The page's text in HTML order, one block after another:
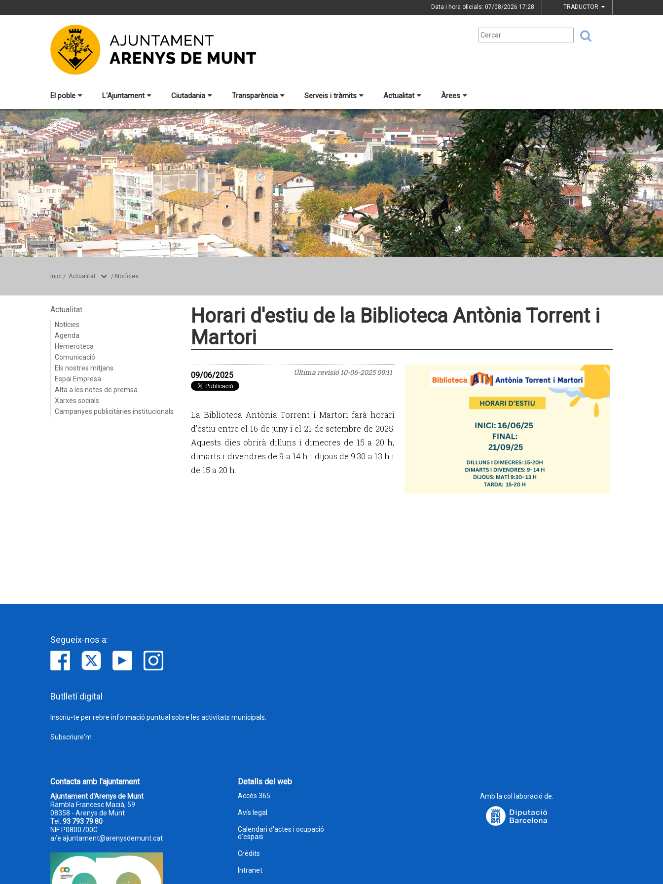
Data i hora oficials: 07/08/2026 17:28 TRADUCTOR
El poble L'Ajuntament Ciutadania Transparència Serveis i tràmits Actualitat Àrees
Inici / Actualitat / Notícies
Actualitat
Notícies
Agenda
Hemeroteca
Comunicació
Els nostres mitjans
Espai Empresa
Alta a les notes de premsa
Xarxes socials
Campanyes publicitàries institucionals
Horari d'estiu de la Biblioteca Antònia Torrent i
Martori
Última revisió10-06-2025 09:11
09/06/2025
La Biblioteca Antònia Torrent i Martori farà horari
d’estiu entre el 16 de juny i el 21 de setembre de 2025.
Aquests dies obrirà dilluns i dimecres de 15 a 20 h,
dimarts i divendres de 9 a 14 h i dijous de 9.30 a 13 h i
de 15 a 20 h.
Segueix-nos a:
Butlletí digital
Inscriu-te per rebre informació puntual sobre les activitats municipals.
Subscriure'm
Contacta amb l'ajuntament
Ajuntament d'Arenys de Munt
Rambla Francesc Macià, 59
08358 - Arenys de Munt
Tel. 93 793 79 80
NIF P0800700G
a/e ajuntament@arenysdemunt.cat
Detalls del web
Accés 365
Avís legal
Calendari d'actes i ocupació
d'espais
Crèdits
Intranet
Amb la col·laboració de: